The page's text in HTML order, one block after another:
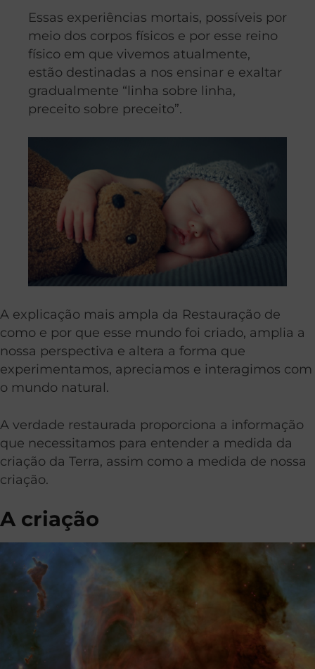
Essas experiências mortais, possíveis por
meio dos corpos físicos e por esse reino
físico em que vivemos atualmente,
estão destinadas a nos ensinar e exaltar
gradualmente “linha sobre linha,
preceito sobre preceito”.
A explicação mais ampla da Restauração de
como e por que esse mundo foi criado, amplia a
nossa perspectiva e altera a forma que
experimentamos, apreciamos e interagimos com
o mundo natural.
A verdade restaurada proporciona a informação
que necessitamos para entender a medida da
criação da Terra, assim como a medida de nossa
criação.
A criação